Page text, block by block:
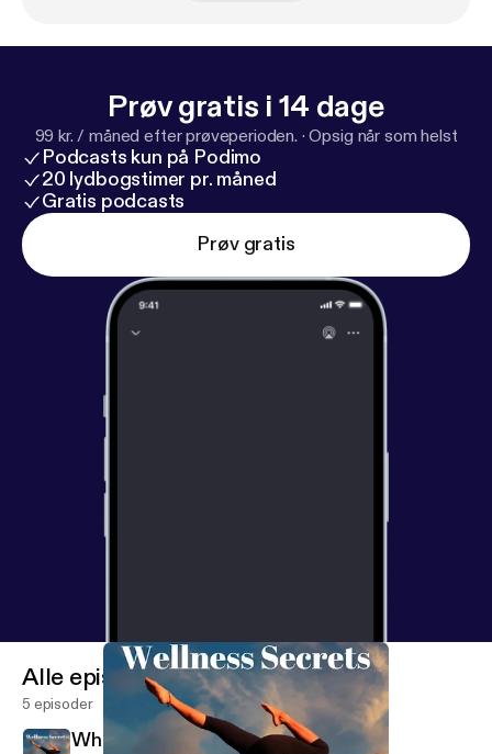
Prøv gratis i 14 dage
99 kr. / måned efter prøveperioden. ·Opsig når som helst
Podcasts kun på Podimo
20 lydbogstimer pr. måned
Gratis podcasts
Prøv gratis
Alle episoder
5 episoder
What is your BMR?